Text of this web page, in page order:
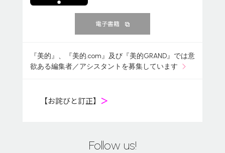
電子書籍
『美的』、『美的.com』及び『美的GRAND』では意
欲ある編集者／アシスタントを募集しています
【お詫びと訂正】 ＞
Follow us!